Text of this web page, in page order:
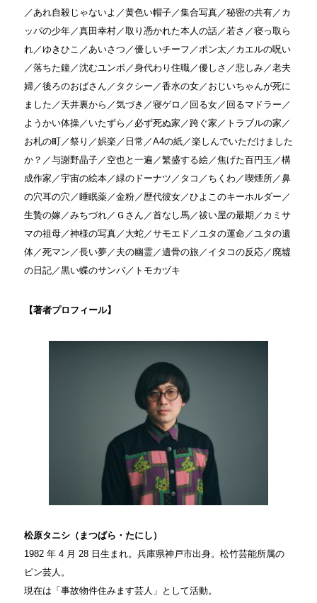
／あれ自殺じゃないよ／黄色い帽子／集合写真／秘密の共有／カ
ッパの少年／真田幸村／取り憑かれた本人の話／若さ／寝っ取ら
れ／ゆきひこ／あいさつ／優しいチーフ／ポン太／カエルの呪い
／落ちた鐘／沈むユンボ／身代わり住職／優しさ／悲しみ／老夫
婦／後ろのおばさん／タクシー／香水の女／おじいちゃんが死に
ました／天井裏から／気づき／寝ゲロ／回る女／回るマドラー／
ようかい体操／いたずら／必ず死ぬ家／跨ぐ家／トラブルの家／
お札の町／祭り／娯楽／日常／A4の紙／楽しんでいただけました
か？／与謝野晶子／空也と一遍／繁盛する絵／焦げた百円玉／構
成作家／宇宙の絵本／緑のドーナツ／タコ／ちくわ／喫煙所／鼻
の穴耳の穴／睡眠薬／金粉／歴代彼女／ひよこのキーホルダー／
生贄の嫁／みちづれ／Ｇさん／首なし馬／祓い屋の最期／カミサ
マの祖母／神様の写真／大蛇／サモエド／ユタの運命／ユタの遺
体／死マン／長い夢／夫の幽霊／遺骨の旅／イタコの反応／廃墟
の日記／黒い蝶のサンバ／トモカヅキ
【著者プロフィール】
松原タニシ（まつばら・たにし）
1982 年 4 月 28 日生まれ。兵庫県神戸市出身。松竹芸能所属の
ピン芸人。
現在は「事故物件住みます芸人」として活動。